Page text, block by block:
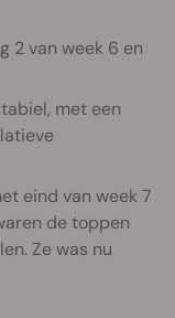
2 van week 6 en
met een
eind van week 7
de toppen
Ze was nu